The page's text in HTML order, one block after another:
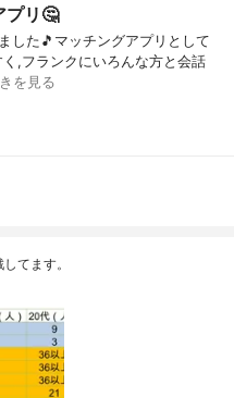
プリ🤔
した🎵マッチングアプリとして
,フランクにいろんな方と会話
を見る
てます。